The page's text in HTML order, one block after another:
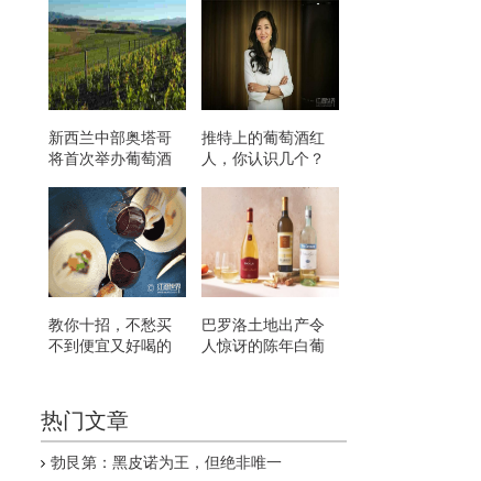
新西兰中部奥塔哥
将首次举办葡萄酒
推特上的葡萄酒红
人，你认识几个？
教你十招，不愁买
不到便宜又好喝的
巴罗洛土地出产令
人惊讶的陈年白葡
热门文章
勃艮第：黑皮诺为王，但绝非唯一